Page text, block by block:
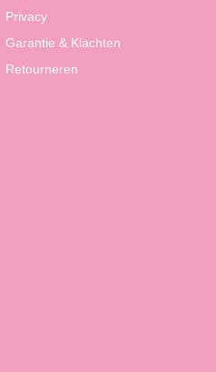
Privacy
Garantie & Klachten
Retourneren